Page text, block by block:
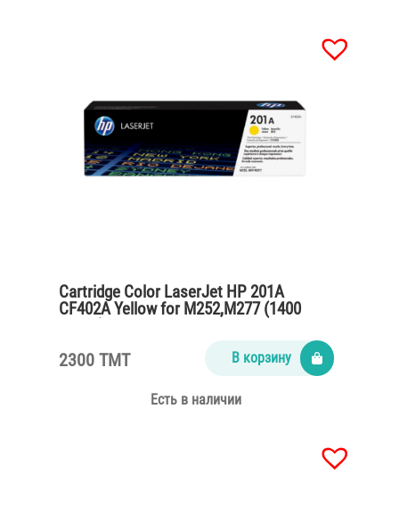
Cartridge Color LaserJet HP 201A
CF402A Yellow for M252,M277 (1400
2300 TMT В корзину
Есть в наличии